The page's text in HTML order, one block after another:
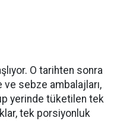
O tarihten sonra
ve sebze ambalajları,
yerinde tüketilen tek
tek porsiyonluk